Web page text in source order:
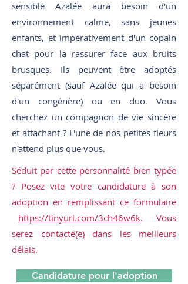
sensible Azalée aura besoin d'un
environnement calme, sans jeunes
enfants, et impérativement d'un copain
chat pour la rassurer face aux bruits
brusques. Ils peuvent être adoptés
séparément (sauf Azalée qui a besoin
d'un congénère) ou en duo. Vous
cherchez un compagnon de vie sincère
et attachant ? L'une de nos petites fleurs
n'attend plus que vous.
Séduit par cette personnalité bien typée
? Posez vite votre candidature à son
adoption en remplissant ce formulaire
https://tinyurl.com/3ch46w6k. Vous
serez contacté(e) dans les meilleurs
délais.
Candidature pour l'adoption